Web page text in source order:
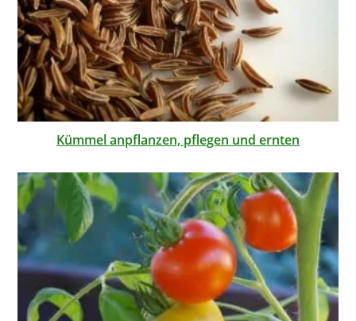
Kümmel anpflanzen, pflegen und ernten